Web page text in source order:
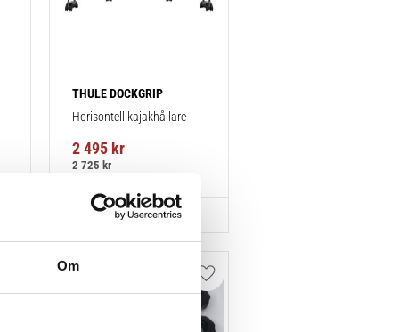
Om
THULE DOCKGRIP
Horisontell kajakhållare
2 495kr
2 725kr
Lägg till i favoriter